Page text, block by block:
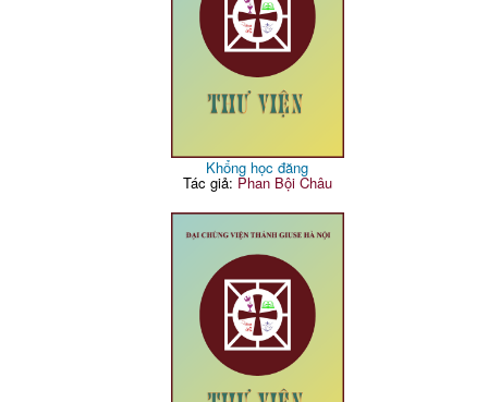
Khổng học đăng
Tác giả: Phan Bội Châu